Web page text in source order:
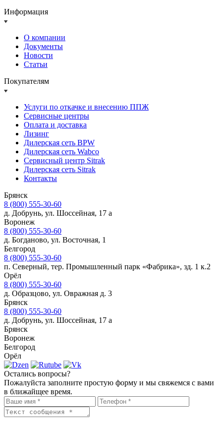
Информация
О компании
Документы
Новости
Статьи
Покупателям
Услуги по откачке и внесению ППЖ
Сервисные центры
Оплата и доставка
Лизинг
Дилерская сеть BPW
Дилерская сеть Wabco
Сервисный центр Sitrak
Дилерская сеть Sitrak
Контакты
Брянск
8 (800) 555-30-60
д. Добрунь, ул. Шоссейная, 17 а
Воронеж
8 (800) 555-30-60
д. Богданово, ул. Восточная, 1
Белгород
8 (800) 555-30-60
п. Северный, тер. Промышленный парк «Фабрика», зд. 1 к.2
Орёл
8 (800) 555-30-60
д. Образцово, ул. Овражная д. 3
Брянск
8 (800) 555-30-60
д. Добрунь, ул. Шоссейная, 17 а
Брянск
Воронеж
Белгород
Орёл
Остались вопросы?
Пожалуйста заполните простую форму и мы свяжемся с вами
в ближайщее время.